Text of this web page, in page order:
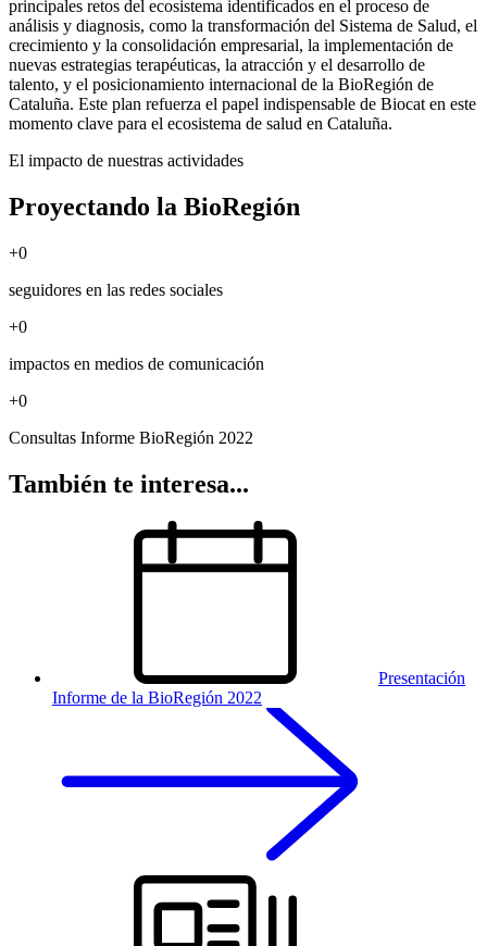
principales retos del ecosistema identificados en el proceso de
análisis y diagnosis, como la transformación del Sistema de Salud, el
crecimiento y la consolidación empresarial, la implementación de
nuevas estrategias terapéuticas, la atracción y el desarrollo de
talento, y el posicionamiento internacional de la BioRegión de
Cataluña. Este plan refuerza el papel indispensable de Biocat en este
momento clave para el ecosistema de salud en Cataluña.
El impacto de nuestras actividades
Proyectando la BioRegión
+0
seguidores en las redes sociales
+0
impactos en medios de comunicación
+0
Consultas Informe BioRegión 2022
También te interesa...
Presentación
Informe de la BioRegión 2022